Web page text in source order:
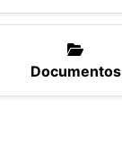
Documentos